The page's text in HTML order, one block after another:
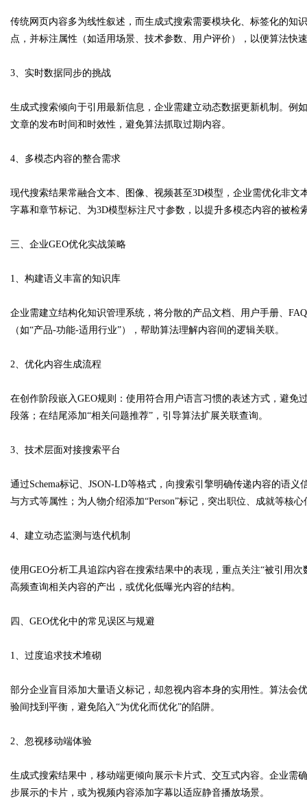
传统网页内容多为线性叙述，而生成式搜索需要模块化、标签化的知
点，并标注属性（如适用场景、技术参数、用户评价），以便算法快
3、实时数据同步的挑战
生成式搜索倾向于引用最新信息，企业需建立动态数据更新机制。例
文章的发布时间和时效性，避免算法抓取过期内容。
4、多模态内容的整合需求
现代搜索结果常融合文本、图像、视频甚至3D模型，企业需优化非
字幕和章节标记、为3D模型标注尺寸参数，以提升多模态内容的被检
三、企业GEO优化实战策略
1、构建语义丰富的知识库
企业需建立结构化知识管理系统，将分散的产品文档、用户手册、
（如“产品-功能-适用行业”），帮助算法理解内容间的逻辑关联。
2、优化内容生成流程
在创作阶段嵌入GEO规则：使用符合用户语言习惯的表述方式，避
段落；在结尾添加“相关问题推荐”，引导算法扩展关联查询。
3、技术层面对接搜索平台
通过Schema标记、JSON-LD等格式，向搜索引擎明确传递内容的语
与方式等属性；为人物介绍添加“Person”标记，突出职位、成就等核心
4、建立动态监测与迭代机制
使用GEO分析工具追踪内容在搜索结果中的表现，重点关注“被引用
高频查询相关内容的产出，或优化低曝光内容的结构。
四、GEO优化中的常见误区与规避
1、过度追求技术堆砌
部分企业盲目添加大量语义标记，却忽视内容本身的实用性。算法会
验间找到平衡，避免陷入“为优化而优化”的陷阱。
2、忽视移动端体验
生成式搜索结果中，移动端更倾向展示卡片式、交互式内容。企业需
步展示的卡片，或为视频内容添加字幕以适应静音播放场景。